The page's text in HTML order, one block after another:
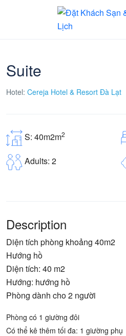
Suite
Hotel: Cereja Hotel & Resort Đà Lạt
S: 40m2m2
Adults: 2
Description
Diện tích phòng khoảng 40m2
Hướng hồ
Diện tích: 40 m2
Hướng: hướng hồ
Phòng dành cho 2 người
Phòng có 1 giường đôi
Có thể kê thêm tối đa: 1 giường phụ